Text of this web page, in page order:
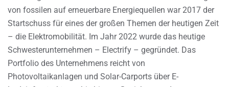
von fossilen auf erneuerbare Energiequellen war 2017 der
Startschuss für eines der großen Themen der heutigen Zeit
– die Elektromobilität. Im Jahr 2022 wurde das heutige
Schwesterunternehmen – Electrify – gegründet. Das
Portfolio des Unternehmens reicht von
Photovoltaikanlagen und Solar-Carports über E-